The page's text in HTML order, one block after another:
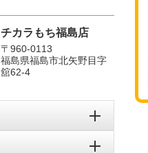
チカラもち福島店
〒960-0113
福島県福島市北矢野目字
舘62-4